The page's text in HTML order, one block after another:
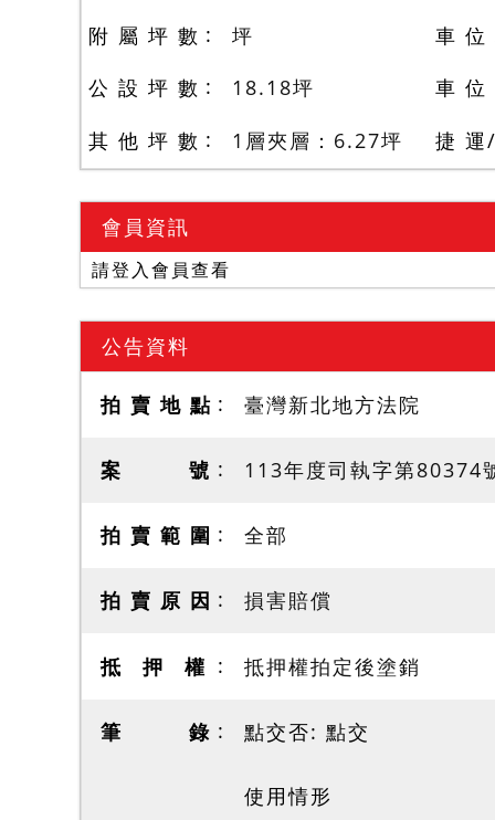
附 屬 坪 數
坪
公 設 坪 數
18.18坪
其 他 坪 數
1層夾層：6.27坪
車 位
車 位
捷 運
會員資訊
請登入會員查看
公告資料
拍 賣 地 點 臺灣新北地方法院
案 號 113年度司執字第80374
拍 賣 範 圍 全部
拍 賣 原 因 損害賠償
抵 押 權 抵押權拍定後塗銷
筆 錄 點交否: 點交
使用情形